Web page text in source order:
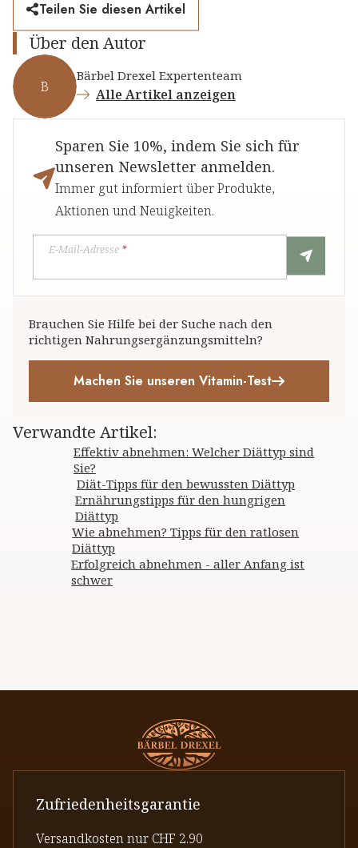
Teilen Sie diesen Artikel
Über den Autor
B
Bärbel Drexel Expertenteam
Alle Artikel anzeigen
Sparen Sie 10%, indem Sie sich für
unseren Newsletter anmelden.
Immer gut informiert über Produkte,
Aktionen und Neuigkeiten.
E-Mail-Adresse *
Brauchen Sie Hilfe bei der Suche nach den
richtigen Nahrungsergänzungsmitteln?
Machen Sie unseren Vitamin-Test
Verwandte Artikel:
Effektiv abnehmen: Welcher Diättyp sind
Sie?
Diät-Tipps für den bewussten Diättyp
Ernährungstipps für den hungrigen
Diättyp
Wie abnehmen? Tipps für den ratlosen
Diättyp
Erfolgreich abnehmen - aller Anfang ist
schwer
Zufriedenheitsgarantie
Versandkosten nur CHF 2.90